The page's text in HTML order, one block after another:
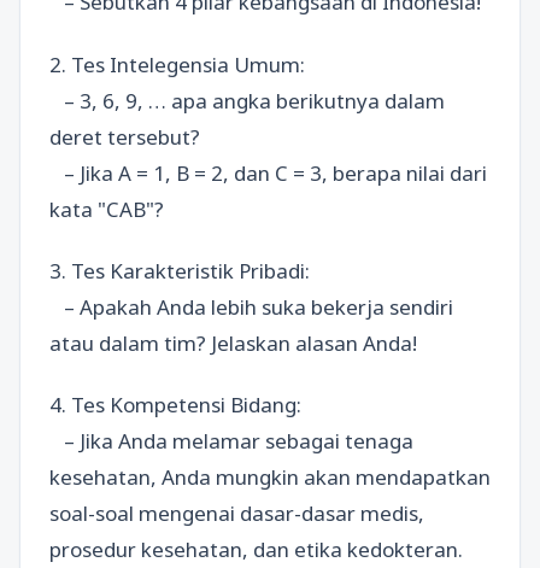
2. Tes Intelegensia Umum:
– 3, 6, 9, … apa angka berikutnya dalam
deret tersebut?
– Jika A = 1, B = 2, dan C = 3, berapa nilai dari
kata "CAB"?
3. Tes Karakteristik Pribadi:
– Apakah Anda lebih suka bekerja sendiri
atau dalam tim? Jelaskan alasan Anda!
4. Tes Kompetensi Bidang:
– Jika Anda melamar sebagai tenaga
kesehatan, Anda mungkin akan mendapatkan
soal-soal mengenai dasar-dasar medis,
prosedur kesehatan, dan etika kedokteran.